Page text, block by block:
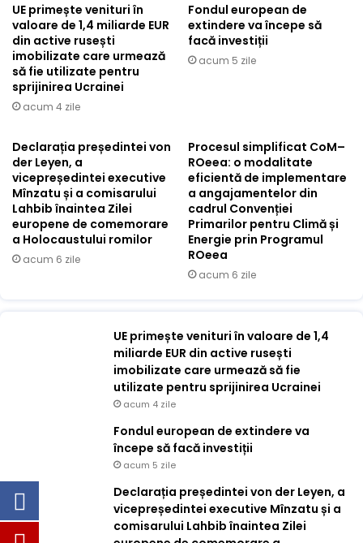
UE primește venituri în
valoare de 1,4 miliarde EUR
din active rusești
imobilizate care urmează
să fie utilizate pentru
sprijinirea Ucrainei
acum 4 zile
Fondul european de
extindere va începe să
facă investiții
acum 5 zile
Declarația președintei von
der Leyen, a
vicepreședintei executive
Mînzatu și a comisarului
Lahbib înaintea Zilei
europene de comemorare
a Holocaustului romilor
acum 6 zile
Procesul simplificat CoM–
ROeea: o modalitate
eficientă de implementare
a angajamentelor din
cadrul Convenției
Primarilor pentru Climă și
Energie prin Programul
ROeea
acum 6 zile
UE primește venituri în valoare de 1,4
miliarde EUR din active rusești
imobilizate care urmează să fie
utilizate pentru sprijinirea Ucrainei
acum 4 zile
Fondul european de extindere va
începe să facă investiții
acum 5 zile
Declarația președintei von der Leyen, a
vicepreședintei executive Mînzatu și a
comisarului Lahbib înaintea Zilei